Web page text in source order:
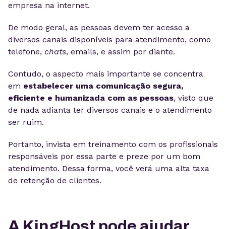
empresa na internet.
De modo geral, as pessoas devem ter acesso a
diversos canais disponíveis para atendimento, como
telefone, chats, emails, e assim por diante.
Contudo, o aspecto mais importante se concentra
em estabelecer uma comunicação segura,
eficiente e humanizada com as pessoas, visto que
de nada adianta ter diversos canais e o atendimento
ser ruim.
Portanto, invista em treinamento com os profissionais
responsáveis por essa parte e preze por um bom
atendimento. Dessa forma, você verá uma alta taxa
de retenção de clientes.